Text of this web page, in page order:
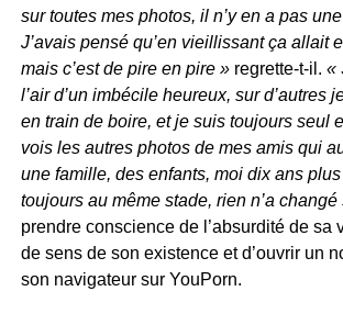
sur toutes mes photos, il n’y en a pas
J’avais pensé qu’en vieillissant ça allait
mais c’est de pire en pire »regrette-t-il. «
l’air d’un imbécile heureux, sur d’autres
en train de boire, et je suis toujours seul
vois les autres photos de mes amis qui
une famille, des enfants, moi dix ans
toujours au même stade, rien n’a changé
prendre conscience de l’absurdité de sa
de sens de son existence et d’ouvrir un
son navigateur sur YouPorn.